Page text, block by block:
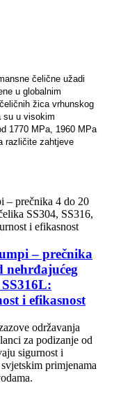
čelične užadi
u globalnim
žica vrhunskog
su u visokim
1770 MPa, 1960 MPa
različite zahtjeve
– prečnika
nehrđajućeg
i efikasnost
održavanja
za podizanje od
sigurnost i
primjenama